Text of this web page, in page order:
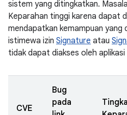
sistem yang ditingkatkan.
Keparahan tinggi karena dapat
mendapatkan kemampuan
istimewa izin Signature atau
tidak dapat diakses oleh
CVE
Bug
pada